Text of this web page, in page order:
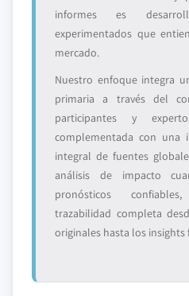
informes es
experimentados que
mercado.
Nuestro enfoque integra
primaria a través del
participantes y
complementada con una
integral de fuentes
análisis de impacto
pronósticos
trazabilidad completa
originales hasta los insights